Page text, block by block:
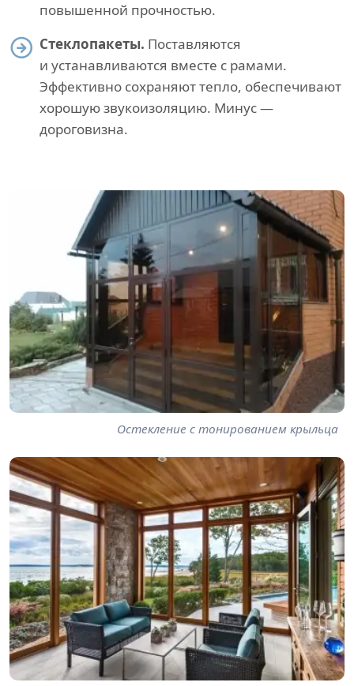
повышенной прочностью.
Стеклопакеты. Поставляются
и устанавливаются вместе с рамами.
Эффективно сохраняют тепло, обеспечивают
хорошую звукоизоляцию. Минус —
дороговизна.
Остекление с тонированием крыльца